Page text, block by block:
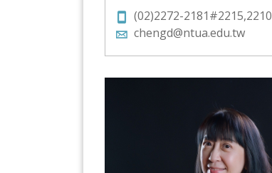
(02)2272-2181#2215,2210
chengd@ntua.edu.tw